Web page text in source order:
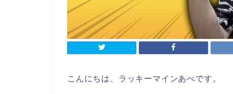
こんにちは、ラッキーマインあべです。